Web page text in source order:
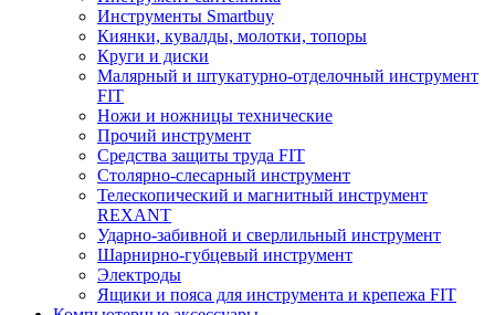
Инструменты Smartbuy
Киянки, кувалды, молотки, топоры
Круги и диски
Малярный и штукатурно-отделочный инструмент
FIT
Ножи и ножницы технические
Прочий инструмент
Средства защиты труда FIT
Столярно-слесарный инструмент
Телескопический и магнитный инструмент
REXANT
Ударно-забивной и сверлильный инструмент
Шарнирно-губцевый инструмент
Электроды
Ящики и пояса для инструмента и крепежа FIT